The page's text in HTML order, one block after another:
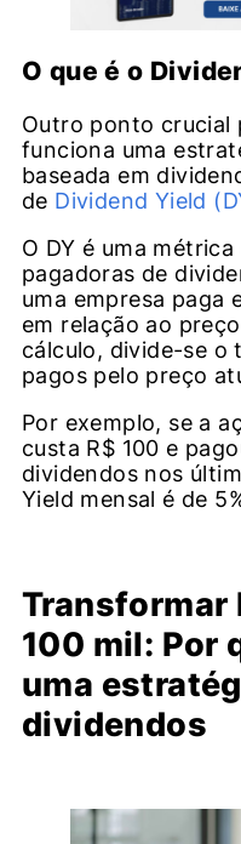
O que é o
Outro ponto crucial
funciona uma
baseada em
de Dividend Yield
O DY é uma
pagadoras de
uma empresa paga
em relação ao
cálculo, divide-se o
pagos pelo preço
Por exemplo, se a
custa R$ 100 e
dividendos nos
Yield mensal é de
Transformar
100 mil: Por
uma
dividendos